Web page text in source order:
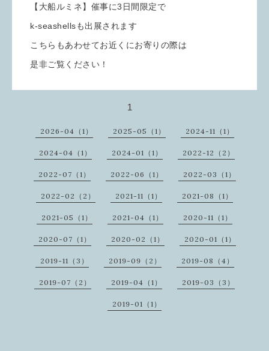
【大船ルミネ】催事に3日間限定で
k-seashellsも出展されます
こちらもあわせてお近くにお寄りの際は
是非ご覧ください！
1
2026-04（1） 2025-05（1） 2024-11（1）
2024-04（1） 2024-01（1） 2022-12（2）
2022-07（1） 2022-06（1） 2022-03（1）
2022-02（2） 2021-11（1） 2021-08（1）
2021-05（1） 2021-04（1） 2020-11（1）
2020-07（1） 2020-02（1） 2020-01（1）
2019-11（3） 2019-09（2） 2019-08（4）
2019-07（2） 2019-04（1） 2019-03（3）
2019-01（1）